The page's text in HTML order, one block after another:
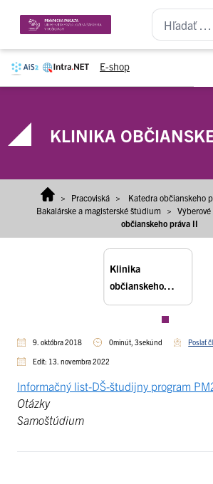
E-shop
KLINIKA
> Pracoviská > Katedra občianskeho
Bakalárske a magisterské štúdium
>
občianskeho práva II
Klinika
občianskeho
práva II
9. októbra 2018 0minút, 3sekúnd Poslať
Edit: 13. novembra 2022
Informačný list-DŠ-študijny program
Otázky
Samoštúdium